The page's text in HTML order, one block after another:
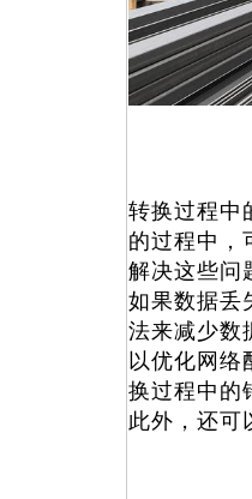
转换过程中
的过程中，
解决这些问
如果数据丢
法来减少数
以优化网络
换过程中的
此外，还可